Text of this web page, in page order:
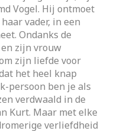
Vogel. Hij ontmoet
vader, in een
Ondanks de
zijn vrouw
zijn liefde voor
het heel knap
persoon ben je als
verdwaald in de
Kurt. Maar met elke
verliefdheid